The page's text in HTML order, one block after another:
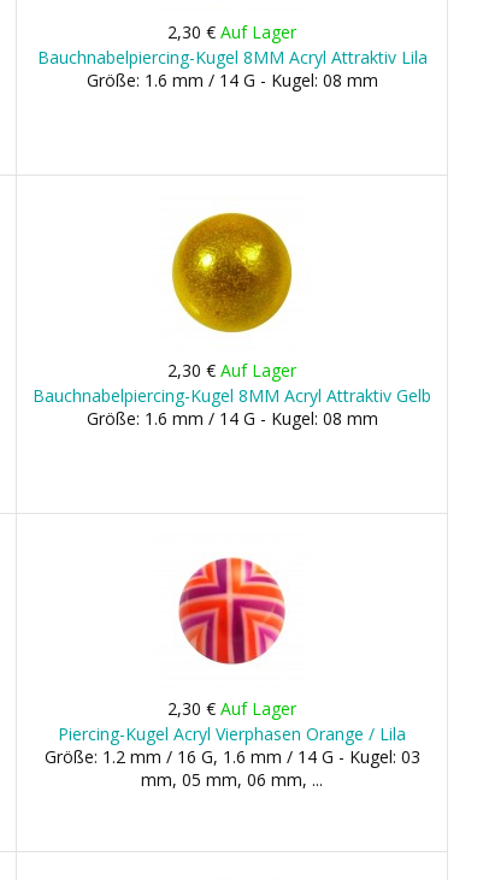
2,30 €Auf Lager
Bauchnabelpiercing-Kugel 8MM Acryl Attraktiv Lila
Größe: 1.6 mm / 14 G - Kugel: 08 mm
2,30 €Auf Lager
Bauchnabelpiercing-Kugel 8MM Acryl Attraktiv Gelb
Größe: 1.6 mm / 14 G - Kugel: 08 mm
2,30 €Auf Lager
Piercing-Kugel Acryl Vierphasen Orange / Lila
Größe: 1.2 mm / 16 G, 1.6 mm / 14 G - Kugel: 03
mm, 05 mm, 06 mm, ...